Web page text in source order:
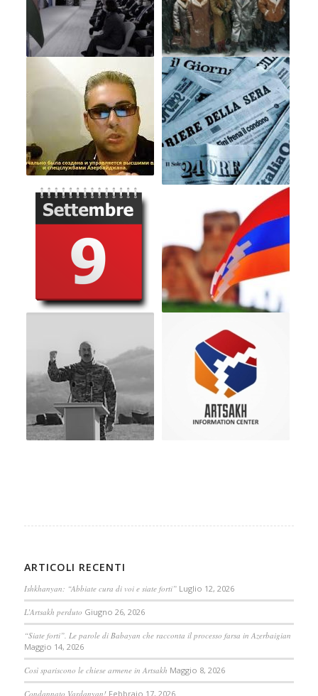
ARTICOLI RECENTI
Ishkhanyan: “Abbiate cura di voi e siate forti” Luglio 12, 2026
L’Artsakh perduto Giugno 26, 2026
“Siate forti”. Le parole di Babayan che racconta il processo farsa in Azerbaigian
Maggio 14, 2026
Così spariscono le chiese armene in Artsakh Maggio 8, 2026
Condannato Vardanyan! Febbraio 17, 2026